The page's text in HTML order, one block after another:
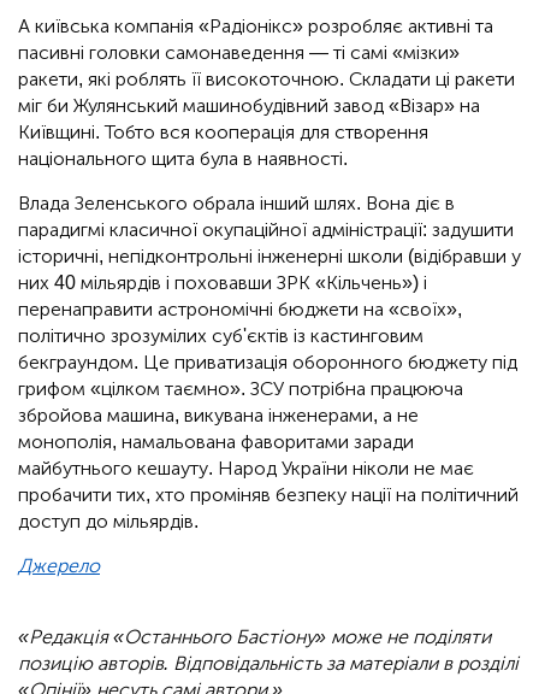
А київська компанія «Радіонікс» розробляє активні та
пасивні головки самонаведення — ті самі «мізки»
ракети, які роблять її високоточною. Складати ці ракети
міг би Жулянський машинобудівний завод «Візар» на
Київщині. Тобто вся кооперація для створення
національного щита була в наявності.
Влада Зеленського обрала інший шлях. Вона діє в
парадигмі класичної окупаційної адміністрації: задушити
історичні, непідконтрольні інженерні школи (відібравши у
них 40 мільярдів і поховавши ЗРК «Кільчень») і
перенаправити астрономічні бюджети на «своїх»,
політично зрозумілих суб'єктів із кастинговим
бекграундом. Це приватизація оборонного бюджету під
грифом «цілком таємно». ЗСУ потрібна працююча
збройова машина, викувана інженерами, а не
монополія, намальована фаворитами заради
майбутнього кешауту. Народ України ніколи не має
пробачити тих, хто проміняв безпеку нації на політичний
доступ до мільярдів.
Джерело
«Редакція «Останнього Бастіону» може не поділяти
позицію авторів. Відповідальність за матеріали в розділі